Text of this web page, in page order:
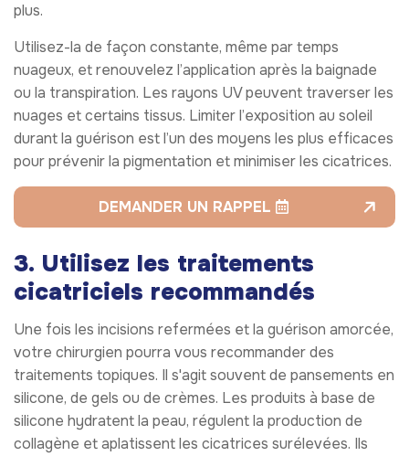
plus.
Utilisez-la de façon constante, même par temps
nuageux, et renouvelez l’application après la baignade
ou la transpiration. Les rayons UV peuvent traverser les
nuages et certains tissus. Limiter l’exposition au soleil
durant la guérison est l’un des moyens les plus efficaces
pour prévenir la pigmentation et minimiser les cicatrices.
DEMANDER UN RAPPEL
3. Utilisez les traitements
cicatriciels recommandés
Une fois les incisions refermées et la guérison amorcée,
votre chirurgien pourra vous recommander des
traitements topiques. Il s'agit souvent de pansements en
silicone, de gels ou de crèmes. Les produits à base de
silicone hydratent la peau, régulent la production de
collagène et aplatissent les cicatrices surélevées. Ils